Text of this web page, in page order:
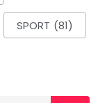
SPORT (81)